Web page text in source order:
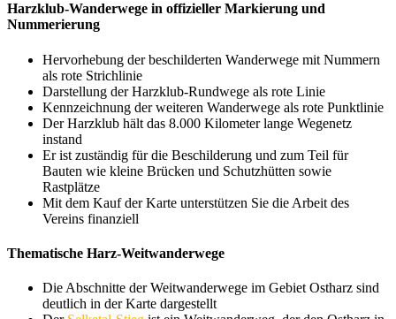
Harzklub-Wanderwege in offizieller Markierung und
Nummerierung
Hervorhebung der beschilderten Wanderwege mit Nummern
als rote Strichlinie
Darstellung der Harzklub-Rundwege als rote Linie
Kennzeichnung der weiteren Wanderwege als rote Punktlinie
Der Harzklub hält das 8.000 Kilometer lange Wegenetz
instand
Er ist zuständig für die Beschilderung und zum Teil für
Bauten wie kleine Brücken und Schutzhütten sowie
Rastplätze
Mit dem Kauf der Karte unterstützen Sie die Arbeit des
Vereins finanziell
Thematische Harz-Weitwanderwege
Die Abschnitte der Weitwanderwege im Gebiet Ostharz sind
deutlich in der Karte dargestellt